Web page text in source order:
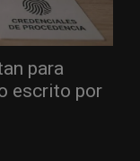
para
escrito por